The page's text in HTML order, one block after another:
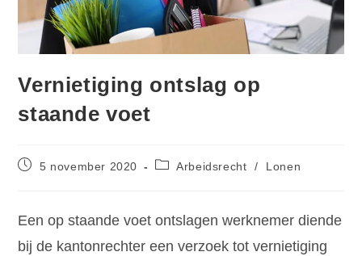
Vernietiging ontslag op
staande voet
5 november 2020 Arbeidsrecht / Lonen
Een op staande voet ontslagen werknemer diende
bij de kantonrechter een verzoek tot vernietiging